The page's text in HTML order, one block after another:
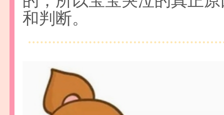
和判断。